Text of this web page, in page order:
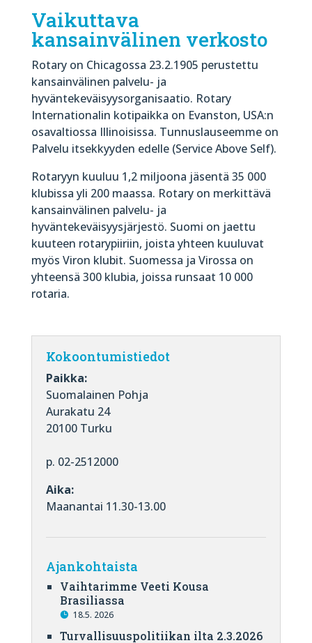
Vaikuttava
kansainvälinen verkosto
Rotary on Chicagossa 23.2.1905 perustettu
kansainvälinen palvelu- ja
hyväntekeväisyysorganisaatio. Rotary
Internationalin kotipaikka on Evanston, USA:n
osavaltiossa Illinoisissa. Tunnuslauseemme on
Palvelu itsekkyyden edelle (Service Above Self).
Rotaryyn kuuluu 1,2 miljoona jäsentä 35 000
klubissa yli 200 maassa. Rotary on merkittävä
kansainvälinen palvelu- ja
hyväntekeväisyysjärjestö. Suomi on jaettu
kuuteen rotarypiiriin, joista yhteen kuuluvat
myös Viron klubit. Suomessa ja Virossa on
yhteensä 300 klubia, joissa runsaat 10 000
rotaria.
Kokoontumistiedot
Paikka:
Suomalainen Pohja
Aurakatu 24
20100 Turku
p. 02-2512000
Aika:
Maanantai 11.30-13.00
Ajankohtaista
Vaihtarimme Veeti Kousa
Brasiliassa
18.5. 2026
Turvallisuuspolitiikan ilta 2.3.2026